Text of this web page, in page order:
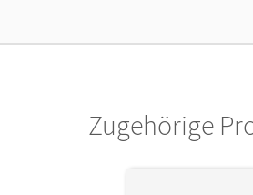
Zugehörige